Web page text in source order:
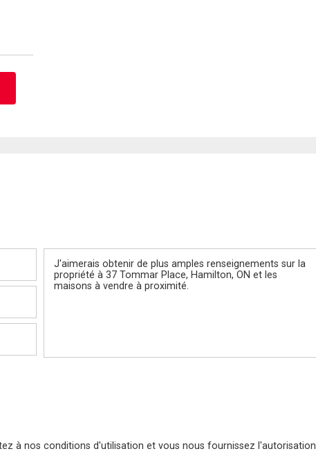
à nos conditions d'utilisation et vous nous fournissez l'autorisation